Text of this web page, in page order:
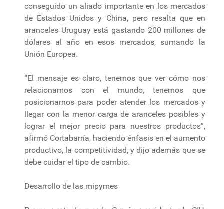
conseguido un aliado importante en los mercados
de Estados Unidos y China, pero resalta que en
aranceles Uruguay está gastando 200 millones de
dólares al año en esos mercados, sumando la
Unión Europea.
“El mensaje es claro, tenemos que ver cómo nos
relacionamos con el mundo, tenemos que
posicionarnos para poder atender los mercados y
llegar con la menor carga de aranceles posibles y
lograr el mejor precio para nuestros productos”,
afirmó Cortabarría, haciendo énfasis en el aumento
productivo, la competitividad, y dijo además que se
debe cuidar el tipo de cambio.
Desarrollo de las mipymes